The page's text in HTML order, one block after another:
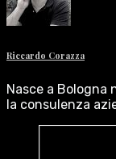
Riccardo Corazza
Nasce a Bologna
la consulenza